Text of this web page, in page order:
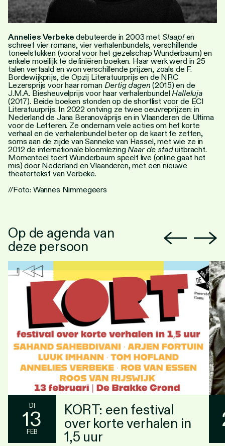
Annelies Verbeke debuteerde in 2003 met Slaap!en
schreef vier romans, vier verhalenbundels, verschillende
toneelstukken (vooral voor het gezelschap Wunderbaum) en
enkele moeilijk te definiëren boeken. Haar werk werd in 25
talen vertaald en won verschillende prijzen, zoals de F.
Bordewijkprijs, de Opzij Literatuurprijs en de NRC
Lezersprijs voor haar roman Dertig dagen (2015) en de
J.M.A. Biesheuvelprijs voor haar verhalenbundel Halleluja
(2017). Beide boeken stonden op de shortlist voor de ECI
Literatuurprijs. In 2022 ontving ze twee oeuvreprijzen: in
Nederland de Jana Beranováprijs en in Vlaanderen de Ultima
voor de Letteren. Ze ondernam vele acties om het korte
verhaal en de verhalenbundel beter op de kaart te zetten,
soms aan de zijde van Sanneke van Hassel, met wie ze in
2012 de internationale bloemlezing Naar de staduitbracht.
Momenteel toert Wunderbaum speelt live (online gaat het
mis) door Nederland en Vlaanderen, met een nieuwe
theatertekst van Verbeke.
//Foto: Wannes Nimmegeers
Op de agenda van
deze persoon
DI
13
FEB
KORT: een festival
over korte verhalen in
1,5 uur
Personen
Toegankelijkheid
Stadsdichter